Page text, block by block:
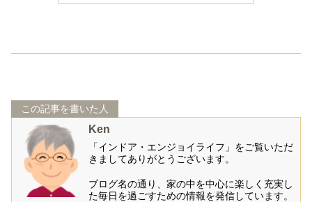
この記事を書いた人
Ken
「インドア・エンジョイライフ」をご覧いただ
きましてありがとうございます。
ブログ名の通り、家の中を中心に楽しく充実し
た毎日を過ごすための情報を発信しています。